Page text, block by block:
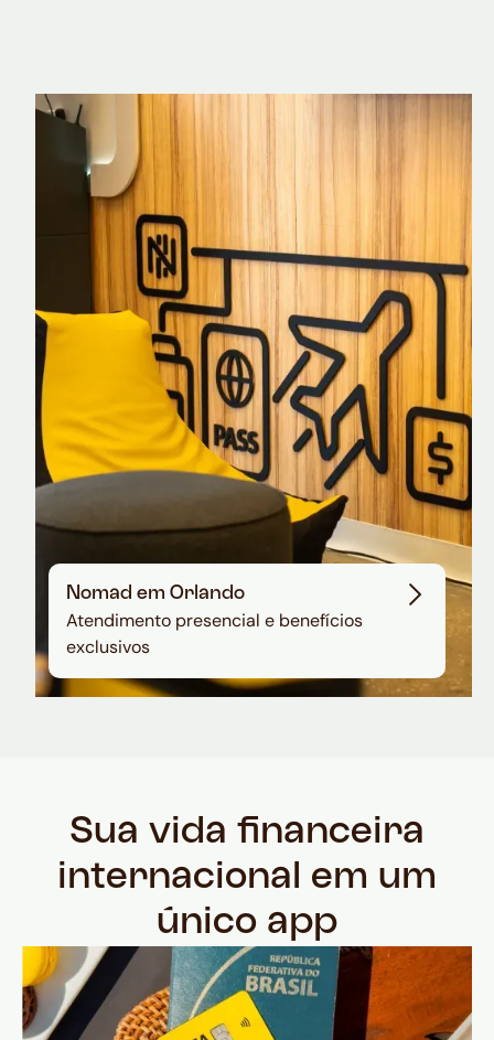
Nomad Explorer
Cartão de crédito brasileiro com cashback
em dólar
Nomad em Orlando
Atendimento presencial e benefícios
exclusivos
Sua vida financeira
internacional em um
único app